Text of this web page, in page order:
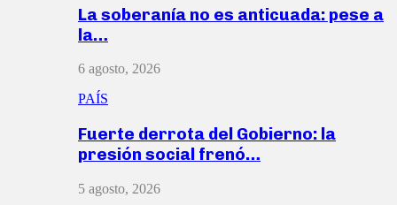
La soberanía no es anticuada: pese a
la…
6 agosto, 2026
PAÍS
Fuerte derrota del Gobierno: la
presión social frenó…
5 agosto, 2026